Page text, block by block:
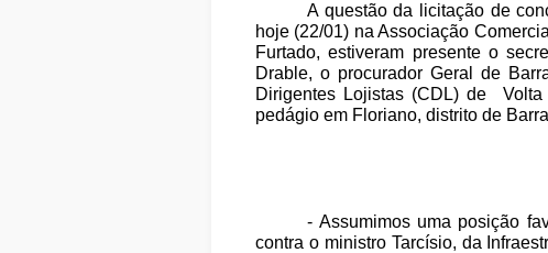
A questão da licitação de
hoje (22/01) na Associação
Furtado, estiveram presente o
Drable, o procurador Geral de
Dirigentes Lojistas (CDL) de
pedágio em Floriano, distrito de
- Assumimos uma posição
contra o ministro Tarcísio, da